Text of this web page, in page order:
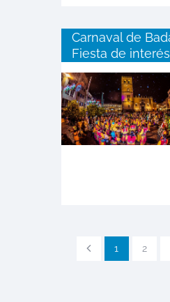
Carnaval de
Fiesta de
1 2